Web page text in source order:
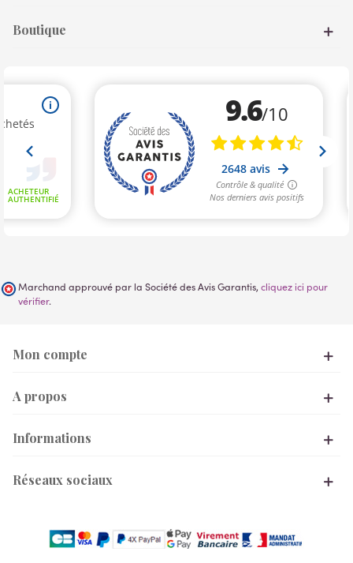
Boutique
Marchand approuvé par la Société des Avis Garantis, cliquez ici pour
vérifier.
Mon compte
A propos
Informations
Réseaux sociaux